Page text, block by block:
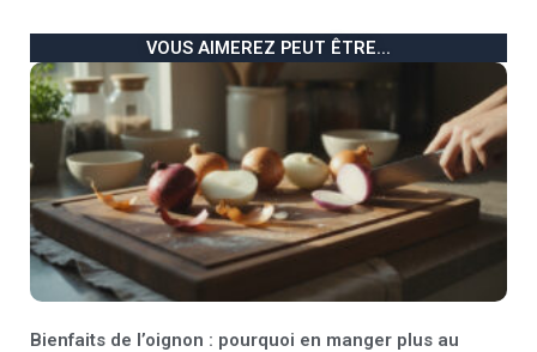
VOUS AIMEREZ PEUT ÊTRE...
Bienfaits de l’oignon : pourquoi en manger plus au